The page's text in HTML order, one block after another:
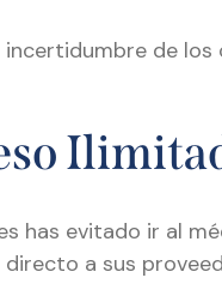
incertidumbre de
has evitado ir al
a sus